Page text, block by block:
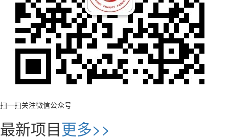
扫一扫关注微信公众号
最新项目更多>>